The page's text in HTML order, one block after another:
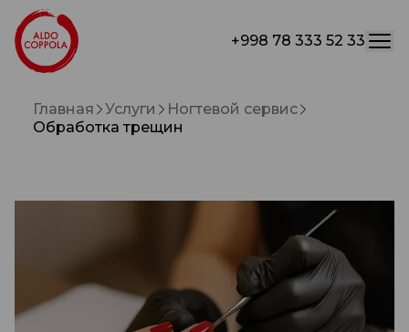
+998 78 333 52 33
Главная Услуги
Ногтевой сервис
Обработка трещин